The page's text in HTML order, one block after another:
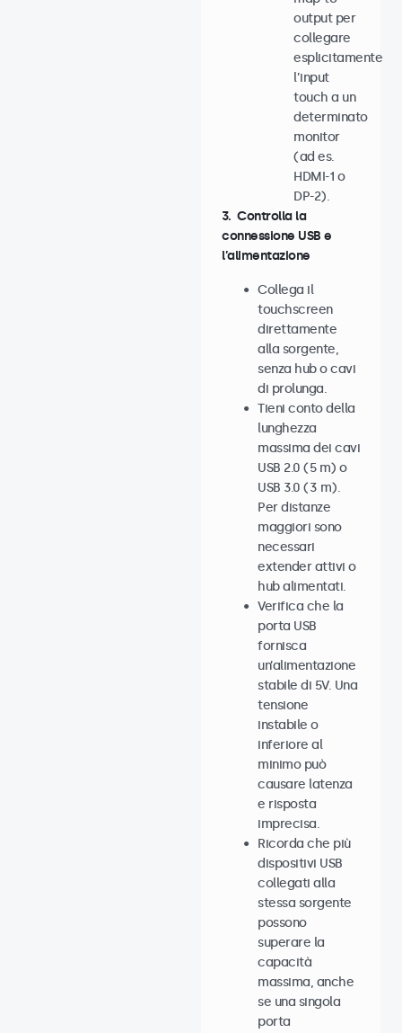
output per
collegare
esplicitamente
l’input
touch a un
determinato
monitor
(ad es.
HDMI-1 o
DP-2).
3. Controlla la
connessione USB e
l’alimentazione
Collega il
touchscreen
direttamente
alla sorgente,
senza hub o cavi
di prolunga.
Tieni conto della
lunghezza
massima dei cavi
USB 2.0 (5 m) o
USB 3.0 (3 m).
Per distanze
maggiori sono
necessari
extender attivi o
hub alimentati.
Verifica che la
porta USB
fornisca
un’alimentazione
stabile di 5V. Una
tensione
instabile o
inferiore al
minimo può
causare latenza
e risposta
imprecisa.
Ricorda che più
dispositivi USB
collegati alla
stessa sorgente
possono
superare la
capacità
massima, anche
se una singola
porta